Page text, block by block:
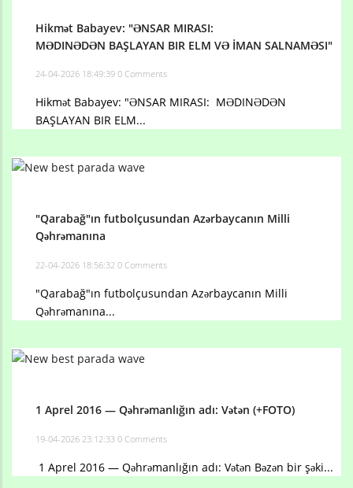
Hikmət Babayev: "ƏNSAR MIRASI:
MƏDINƏDƏN BAŞLAYAN BIR ELM VƏ İMAN SALNAMƏSI"
24-04-2026 18:49:39 0 Comments
Hikmət Babayev: "ƏNSAR MIRASI: MƏDINƏDƏN
BAŞLAYAN BIR ELM...
"Qarabağ"ın futbolçusundan Azərbaycanın Milli
Qəhrəmanına
22-04-2026 18:56:32 0 Comments
"Qarabağ"ın futbolçusundan Azərbaycanın Milli
Qəhrəmanına...
1 Aprel 2016 — Qəhrəmanlığın adı: Vətən (+FOTO)
19-04-2026 23:12:33 0 Comments
1 Aprel 2016 — Qəhrəmanlığın adı: Vətən Bəzən bir şəki...